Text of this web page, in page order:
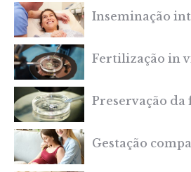
Inseminação
Fertilização in
Preservação
Gestação